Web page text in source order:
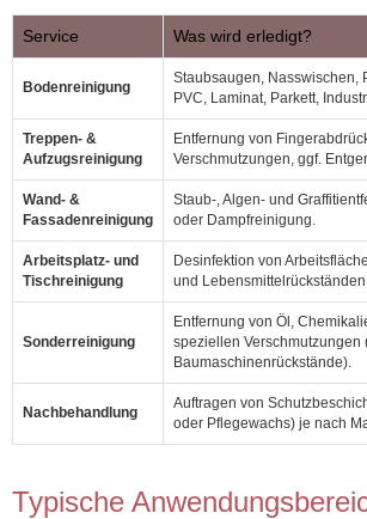
Service Was wird erledigt?
Bodenreinigung
Staubsaugen, Nasswischen,
PVC, Laminat, Parkett,
Treppen‑ &
Aufzugsreinigung
Entfernung von
Verschmutzungen, ggf.
Wand‑ &
Fassadenreinigung
Staub‑, Algen‑ und
oder Dampfreinigung.
Arbeitsplatz‑ und
Tischreinigung
Desinfektion von
und
Sonderreinigung
Entfernung von Öl,
speziellen Verschmutzungen
Baumaschinenrückstände).
Nachbehandlung
Auftragen von
oder Pflegewachs) je nach
Typische